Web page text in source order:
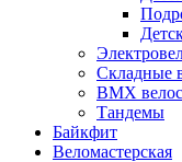
Складные
BMX
Тандемы
Байкфит
Веломастерская